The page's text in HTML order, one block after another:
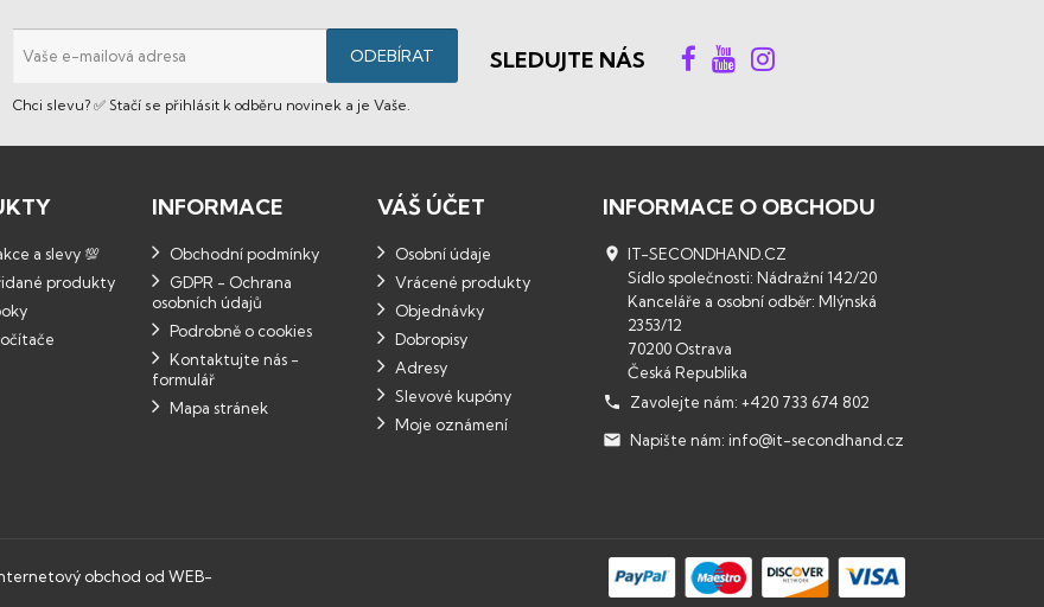
Chci slevu? ✅ Stačí se přihlásit k odběru novinek a je Vaše.
SLEDUJTE NÁS
a slevy 💯
produkty
INFORMACE
Obchodní podmínky
GDPR - Ochrana
osobních údajů
Podrobně o cookies
Kontaktujte nás -
formulář
Mapa stránek
VÁŠ ÚČET
Osobní údaje
Vrácené produkty
Objednávky
Dobropisy
Adresy
Slevové kupóny
Moje oznámení
INFORMACE O OBCHODU
 IT-SECONDHAND.CZ
Sídlo společnosti: Nádražní 142/20
Kanceláře a osobní odběr: Mlýnská
2353/12
70200 Ostrava
Česká Republika

Zavolejte nám: +420 733 674 802
 Napište nám: info@it-secondhand.cz
obchod od WEB-